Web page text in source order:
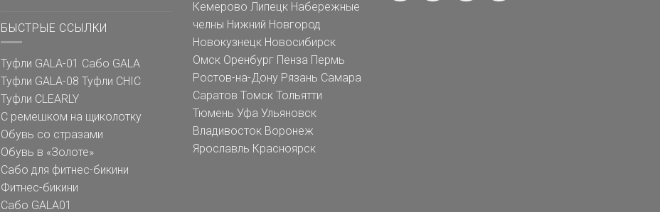
БЫСТРЫЕ ССЫЛКИ
Туфли GALA-01 Сабо GALA
Туфли GALA-08 Туфли CHIC
Туфли CLEARLY
С ремешком на щиколотку
Обувь со стразами
Обувь в «Золоте»
Сабо для фитнес-бикини
Фитнес-бикини
Сабо GALA01
Кемерово Липецк Набережные
челны Нижний Новгород
Новокузнецк Новосибирск
Омск Оренбург Пенза Пермь
Ростов-на-Дону Рязань Самара
Саратов Томск Тольятти
Тюмень Уфа Ульяновск
Владивосток Воронеж
Ярославль Красноярск